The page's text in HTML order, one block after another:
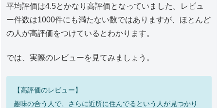
平均評価は4.5とかなり高評価となっていました。レビュ
ー件数は1000件にも満たない数ではありますが、ほとんど
の人が高評価をつけているとわかります。
では、実際のレビューを見てみましょう。
【高評価のレビュー】
趣味の合う人で、さらに近所に住んでるという人が見つかり